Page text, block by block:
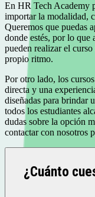
En HR Tech Academy
importar la modalidad,
Queremos que puedas
donde estés, por lo que
pueden realizar el
propio ritmo.
Por otro lado, los
directa y una
diseñadas para brindar
todos los estudiantes
dudas sobre la opción
contactar con nosotros
¿Cuánto